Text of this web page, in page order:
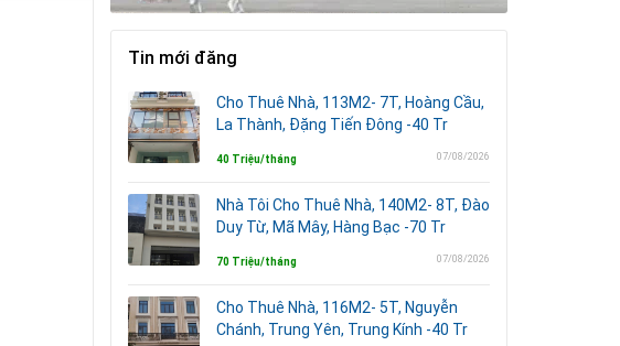
Tin mới đăng
Cho Thuê Nhà, 113M2- 7T, Hoàng Cầu,
La Thành, Đặng Tiến Đông -40 Tr
40 Triệu/tháng 07/08/2026
Nhà Tôi Cho Thuê Nhà, 140M2- 8T, Đào
Duy Từ, Mã Mây, Hàng Bạc -70 Tr
70 Triệu/tháng 07/08/2026
Cho Thuê Nhà, 116M2- 5T, Nguyễn
Chánh, Trung Yên, Trung Kính -40 Tr